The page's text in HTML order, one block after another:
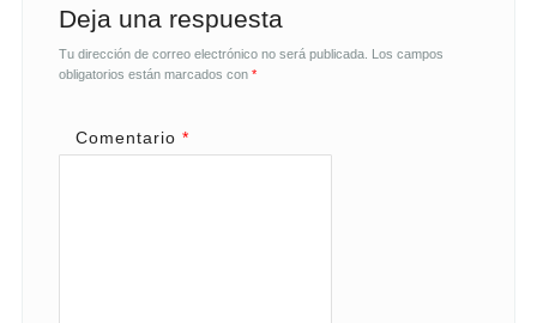
Deja una respuesta
Tu dirección de correo electrónico no será publicada. Los campos
obligatorios están marcados con *
Comentario *